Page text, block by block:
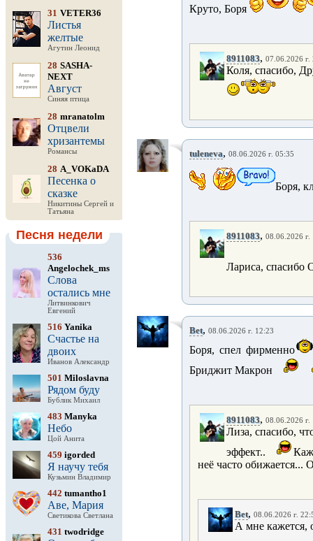
31 VETER36
Листья
желтые
Агутин Леонид
28 SASHA-
NEXT
Август
Синяя птица
28 mranatolm
Отцвели
хризантемы
Романсы
28 A_VOKaDA
Песенка о
сказке
Никитины Сергей и
Татьяна
Песня недели
536
Angelochek_ms
Слова
остались мне
Литвинкович
Евгений
516 Yanika
Счастье на
двоих
Иванов Александр
501 Miloslavna
Рядом буду
Бублик Михаил
483 Manyka
Небо
Цой Анита
459 igorded
Я научу тебя
Кузьмин Владимир
442 tumantho1
Аве, Мария
Светикова Светлана
431 twodridge
Круто, Боря
8911083, 07.06.2026 г.
Коля, спасибо,
tuleneva, 08.06.2026 г. 05:35
Боря,
8911083, 08.06.2026 г.
Лариса, спасибо
Bet, 08.06.2026 г. 12:23
Боря, спел фирменно
Бриджит Макрон
8911083, 08.06.2026 г.
Лиза, спасибо,
эффект..
неё часто обижается...
Bet, 08.06.2026 г.
А мне кажется,